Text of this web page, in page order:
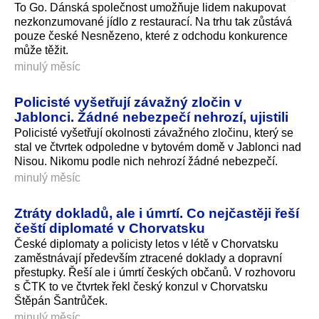
To Go. Dánská společnost umožňuje lidem nakupovat
nezkonzumované jídlo z restaurací. Na trhu tak zůstává
pouze české Nesnězeno, které z odchodu konkurence
může těžit.
minulý měsíc
Policisté vyšetřují závažný zločin v
Jablonci. Žádné nebezpečí nehrozí, ujistili
Policisté vyšetřují okolnosti závažného zločinu, který se
stal ve čtvrtek odpoledne v bytovém domě v Jablonci nad
Nisou. Nikomu podle nich nehrozí žádné nebezpečí.
minulý měsíc
Ztráty dokladů, ale i úmrtí. Co nejčastěji řeší
čeští diplomaté v Chorvatsku
České diplomaty a policisty letos v létě v Chorvatsku
zaměstnávají především ztracené doklady a dopravní
přestupky. Řeší ale i úmrtí českých občanů. V rozhovoru
s ČTK to ve čtvrtek řekl český konzul v Chorvatsku
Štěpán Šantrůček.